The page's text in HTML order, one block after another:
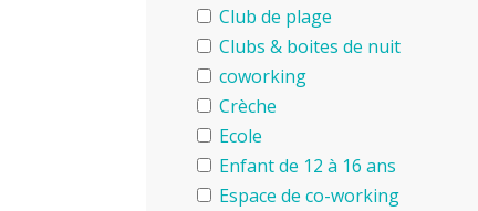
Club de plage
Clubs & boites de nuit
coworking
Crèche
Ecole
Enfant de 12 à 16 ans
Espace de co-working